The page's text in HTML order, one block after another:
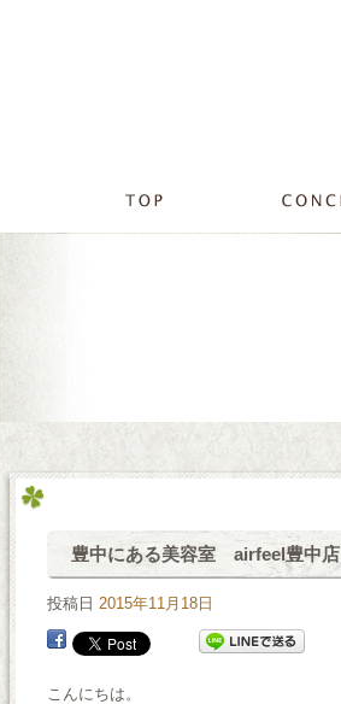
豊中にある美容室 airfeel豊中店
投稿日 2015年11月18日
こんにちは。